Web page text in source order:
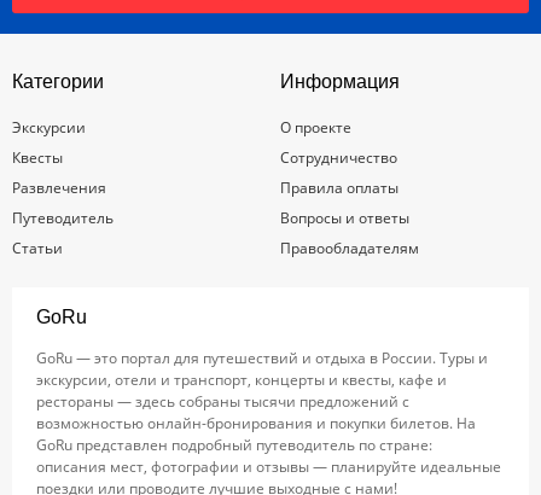
Категории
Экскурсии
Квесты
Развлечения
Путеводитель
Статьи
Информация
О проекте
Сотрудничество
Правила оплаты
Вопросы и ответы
Правообладателям
GoRu
GoRu — это портал для путешествий и отдыха в России. Туры и
экскурсии, отели и транспорт, концерты и квесты, кафе и
рестораны — здесь собраны тысячи предложений с
возможностью онлайн-бронирования и покупки билетов. На
GoRu представлен подробный путеводитель по стране:
описания мест, фотографии и отзывы — планируйте идеальные
поездки или проводите лучшие выходные с нами!